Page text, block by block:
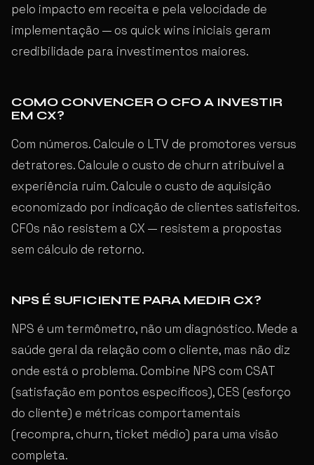
pelo impacto em receita e pela velocidade de
implementação — os quick wins iniciais geram
credibilidade para investimentos maiores.
COMO CONVENCER O CFO A INVESTIR
EM CX?
Com números. Calcule o LTV de promotores versus
detratores. Calcule o custo de churn atribuível a
experiência ruim. Calcule o custo de aquisição
economizado por indicação de clientes satisfeitos.
CFOs não resistem a CX — resistem a propostas
sem cálculo de retorno.
NPS É SUFICIENTE PARA MEDIR CX?
NPS é um termômetro, não um diagnóstico. Mede a
saúde geral da relação com o cliente, mas não diz
onde está o problema. Combine NPS com CSAT
(satisfação em pontos específicos), CES (esforço
do cliente) e métricas comportamentais
(recompra, churn, ticket médio) para uma visão
completa.